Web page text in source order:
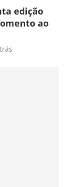
edição
ao